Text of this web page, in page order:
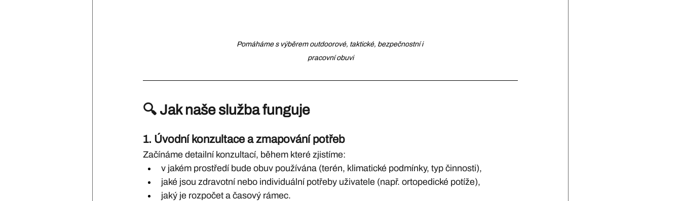
Pomáháme s výběrem outdoorové, taktické, bezpečnostní i
pracovní obuvi
🔍 Jak naše služba funguje
1. Úvodní konzultace a zmapování potřeb
Začínáme detailní konzultací, během které zjistíme:
v jakém prostředí bude obuv používána (terén, klimatické podmínky, typ činnosti),
jaké jsou zdravotní nebo individuální potřeby uživatele (např. ortopedické potíže),
jaký je rozpočet a časový rámec.